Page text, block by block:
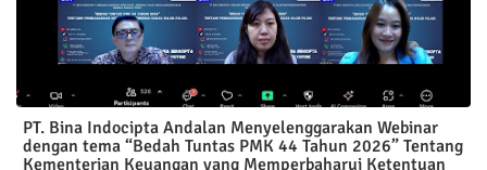
PT. Bina Indocipta Andalan Menyelenggarakan Webinar
dengan tema “Bedah Tuntas PMK 44 Tahun 2026” Tentang
Kementerian Keuangan yang Memperbaharui Ketentuan